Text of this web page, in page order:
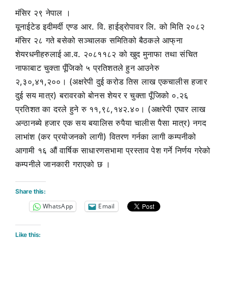
मंसिर २९ नेपाल ।
यूनाईटेड इदीमर्दी एण्ड आर. वि. हाईड्रोपावर लि. को मिति २०८२
मंसिर २८ गते बसेको सञ्चालक समितिको बैठकले आफ्‌ना
शेयरधनीहरुलाई आ.व. २०८११८२ को खुद मुनाफा तथा संचित
नाफाबाट चुक्ता पूँजिको ५ प्रतिशतले हुन आउनेरु
२,३०,४१,२००। (अक्षरेपी दुई करोड तिस लाख एकचालीस हजार
दुई सय मात्र) बरावरको बोनस शेयर र चुक्ता पूँजिको ०.२६
प्रतिशत का दरले हुने रु ११,९८,१४२.४०। (अक्षरेपी एघार लाख
अन्ठानब्ये हजार एक सय बयालिस रुपैया चालीस पैसा मात्र) नगद
लाभांश (कर प्रयोजनको लागी) वितरण गर्नका लागी कम्पनीको
आगामी १६ औं वार्षिक साधारणसभामा प्रस्ताव पेश गर्ने निर्णय गरेको
कम्पनीले जानकारी गराएको छ ।
Share this:
WhatsApp Email
Like this: